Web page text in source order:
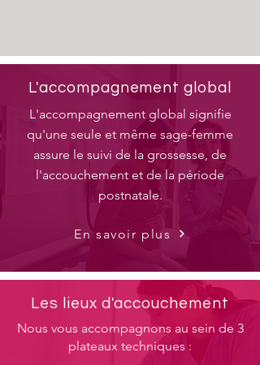
L'accompagnement global
L'accompagnement global signifie
qu'une seule et même sage-femme
assure le suivi de la grossesse, de
l'accouchement et de la période
postnatale.
En savoir plus
Les lieux d'accouchement
Nous vous accompagnons au sein de 3
plateaux techniques :​​